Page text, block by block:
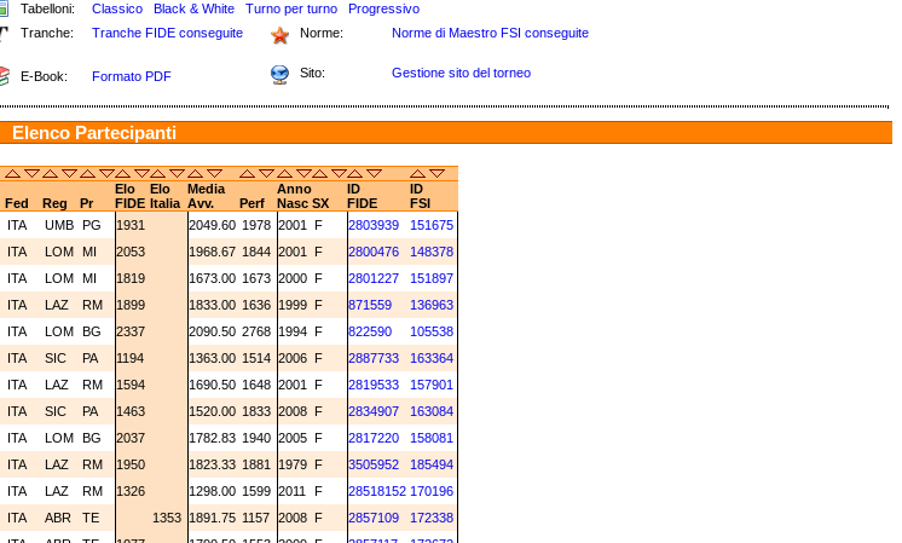
Tabelloni: Classico Black & White Turno per turno
Progressivo
Tranche: Tranche FIDE conseguite Norme: Norme di Maestro FSI conseguite
E-Book: Formato PDF Sito: Gestione sito del torneo
Elenco Partecipanti
Elo Elo Media Anno ID
ID
Fed Reg Pr FIDE Italia Avv. Perf Nasc SX FIDE
FSI
ITA UMB PG 1931 2049.60 1978 2001 F 2803939
151675
ITA LOM MI 2053 1968.67 1844 2001 F 2800476
148378
ITA LOM MI 1819 1673.00 1673 2000 F 2801227
151897
ITA LAZ RM 1899 1833.00 1636 1999 F 871559
136963
ITA LOM BG 2337 2090.50 2768 1994 F 822590
105538
ITA SIC PA 1194 1363.00 1514 2006 F 2887733
163364
ITA LAZ RM 1594 1690.50 1648 2001 F 2819533
157901
ITA SIC PA 1463 1520.00 1833 2008 F 2834907
163084
ITA LOM BG 2037 1782.83 1940 2005 F 2817220
158081
ITA LAZ RM 1950 1823.33 1881 1979 F 3505952
185494
ITA LAZ RM 1326 1298.00 1599 2011 F 28518152 170196
ITA ABR TE 1353 1891.75 1157 2008 F 2857109
172338